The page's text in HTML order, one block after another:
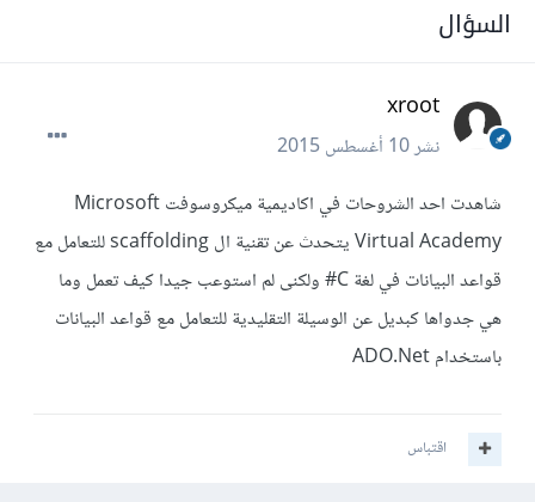
السؤال
xroot
نشر10 أغسطس 2015
شاهدت احد الشروحات في اكاديمية ميكروسوفت Microsoft
Virtual Academy يتحدث عن تقنية ال scaffolding للتعامل مع
قواعد البيانات في لغة C# ولكنى لم استوعب جيدا كيف تعمل وما
هي جدواها كبديل عن الوسيلة التقليدية للتعامل مع قواعد البيانات
باستخدام ADO.Net
اقتباس